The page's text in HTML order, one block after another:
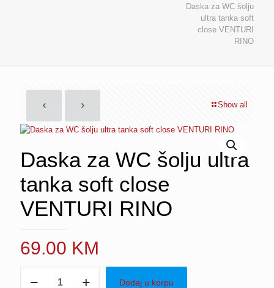
Daska za WC šolju
ultra tanka soft
close VENTURI
RINO
Show all
Daska za WC šolju ultra
tanka soft close
VENTURI RINO
69.00 KM
Dodaj u korpu